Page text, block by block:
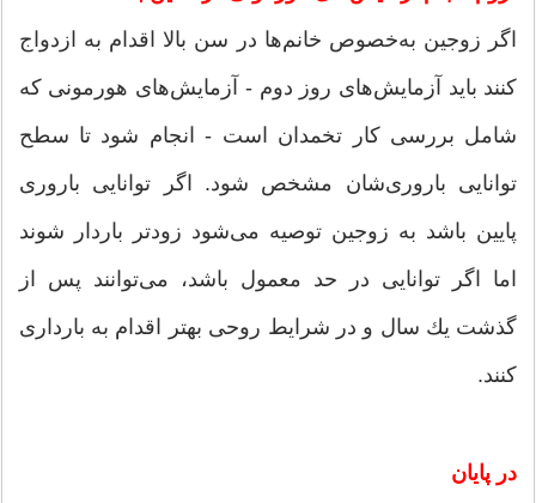
اگر زوجین به‌خصوص خانم‌ها در سن بالا اقدام به ازدواج
‌كنند باید آزمایش‌های روز دوم - آزمایش‌های هورمونی كه
شامل بررسی كار تخمدان است - انجام شود تا سطح
توانایی باروری‌‌شان مشخص شود. اگر توانایی باروری
پایین باشد به زوجین توصیه می‌شود زودتر باردار شوند
اما اگر توانایی در حد معمول باشد، می‌توانند پس از
گذشت یك سال و در شرایط روحی بهتر اقدام به بارداری
كنند.
در پایان